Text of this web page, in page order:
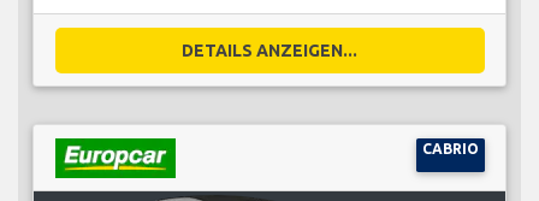
DETAILS ANZEIGEN...
CABRIO